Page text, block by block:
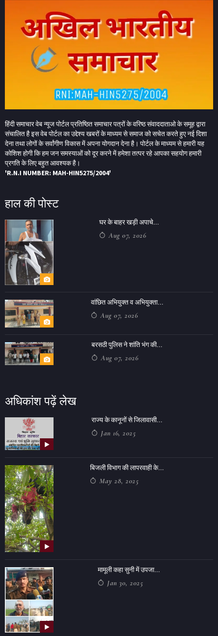
हिंदी समाचार वेब न्यूज पोर्टल प्रतिष्ठित समाचार पत्रों के वरिष्ठ संवाददाताओ के समूह द्वारा
संचालित है इस वेब पोर्टल का उद्देश्य खबरों के माध्यम से समाज को सचेत करते हुए नई दिशा
देना तथा लोगों के सर्वांगीण विकास में अपना योगदान देना है। पोर्टल के माध्यम से हमारी यह
कोशिश होगी कि हम जन समस्याओं को दूर करने में हमेशा तत्पर रहे आपका सहयोग हमारी
प्रगति के लिए बहुत आवश्यक है।
'R.N.I NUMBER: MAH-HIN5275/2004'
हाल की पोस्ट
घर के बाहर खड़ी अपाचे...
Aug 07, 2026
वांछित अभियुक्त व अभियुक्ता...
Aug 07, 2026
बरसठी पुलिस ने शांति भंग की...
Aug 07, 2026
अधिकांश पढ़ें लेख
राज्य के कानूनों से जिलावासी...
Jan 16, 2025
बिजली विभाग की लापरवाही के...
May 28, 2025
मामूली कहा सुनी में उपजा...
Jan 30, 2025